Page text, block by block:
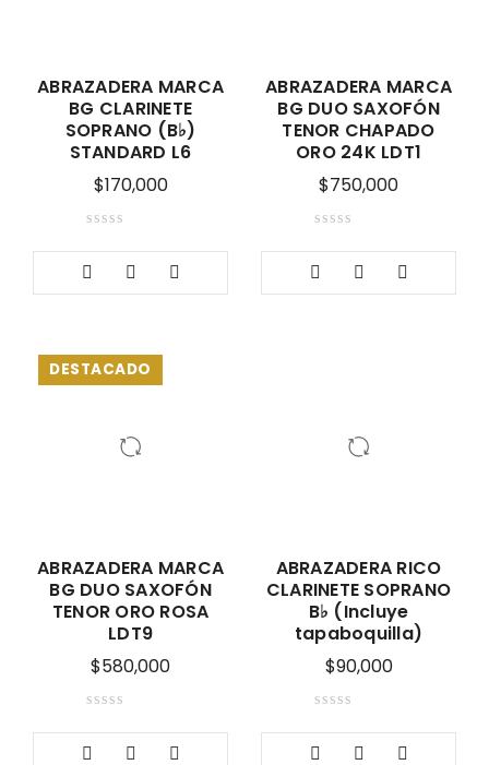
ABRAZADERA MARCA
BG CLARINETE
SOPRANO (B♭)
STANDARD L6
$170,000
ABRAZADERA MARCA
BG DUO SAXOFÓN
TENOR CHAPADO
ORO 24K LDT1
$750,000
DESTACADO
ABRAZADERA MARCA
BG DUO SAXOFÓN
TENOR ORO ROSA
LDT9
$580,000
ABRAZADERA RICO
CLARINETE SOPRANO
B♭ (Incluye
tapaboquilla)
$90,000